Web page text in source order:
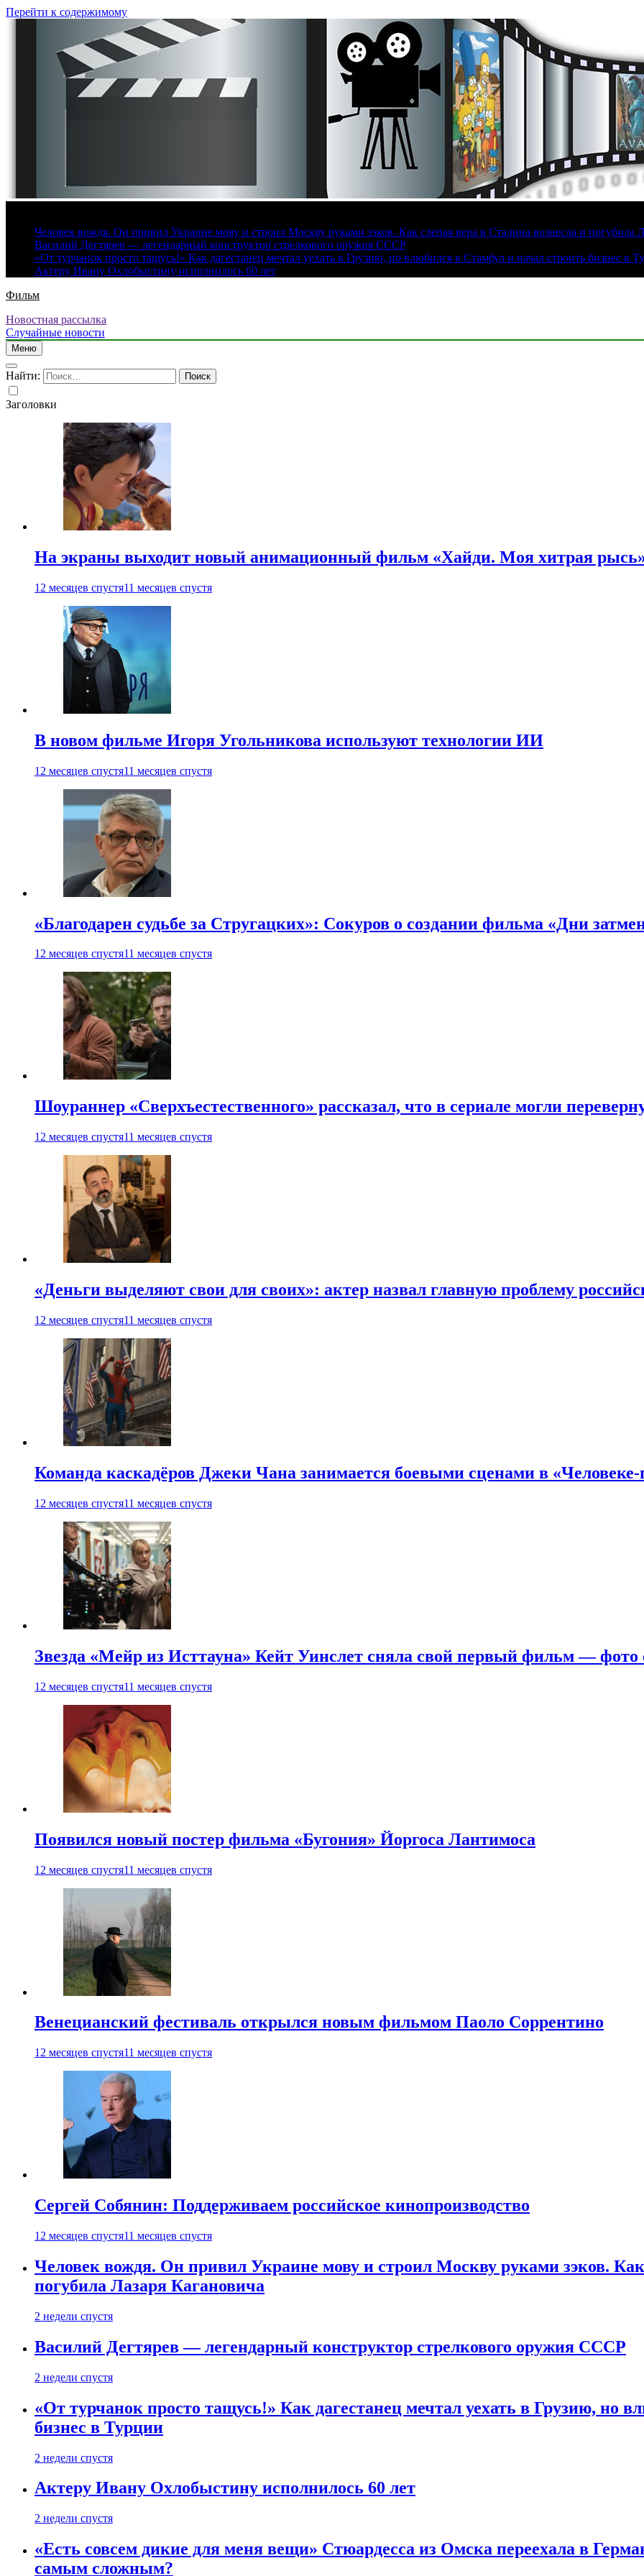
Перейти к содержимому
Человек вождя. Он привил Украине мову и строил Москву руками зэков. Как слепая вера в Сталина вознесла и погубила
Василий Дегтярев — легендарный конструктор стрелкового оружия СССР
«От турчанок просто тащусь!» Как дагестанец мечтал уехать в Грузию, но влюбился в Стамбул и начал строить бизнес в
Актеру Ивану Охлобыстину исполнилось 60 лет
Фильм
Новостная рассылка
Случайные новости
Меню
Найти:
Заголовки
На экраны выходит новый анимационный фильм «Хайди. Моя хитрая
12 месяцев спустя11 месяцев спустя
В новом фильме Игоря Угольникова используют технологии ИИ
12 месяцев спустя11 месяцев спустя
«Благодарен судьбе за Стругацких»: Сокуров о создании фильма «Дни
12 месяцев спустя11 месяцев спустя
Шоураннер «Сверхъестественного» рассказал, что в сериале могли
12 месяцев спустя11 месяцев спустя
«Деньги выделяют свои для своих»: актер назвал главную проблему
12 месяцев спустя11 месяцев спустя
Команда каскадёров Джеки Чана занимается боевыми сценами в «Человеке-
12 месяцев спустя11 месяцев спустя
Звезда «Мейр из Исттауна» Кейт Уинслет сняла свой первый фильм — фото
12 месяцев спустя11 месяцев спустя
Появился новый постер фильма «Бугония» Йоргоса Лантимоса
12 месяцев спустя11 месяцев спустя
Венецианский фестиваль открылся новым фильмом Паоло Соррентино
12 месяцев спустя11 месяцев спустя
Сергей Собянин: Поддерживаем российское кинопроизводство
12 месяцев спустя11 месяцев спустя
Человек вождя. Он привил Украине мову и строил Москву руками зэков.
погубила Лазаря Кагановича
2 недели спустя
Василий Дегтярев — легендарный конструктор стрелкового оружия СССР
2 недели спустя
«От турчанок просто тащусь!» Как дагестанец мечтал уехать в Грузию, но
бизнес в Турции
2 недели спустя
Актеру Ивану Охлобыстину исполнилось 60 лет
2 недели спустя
«Есть совсем дикие для меня вещи» Стюардесса из Омска переехала в
самым сложным?